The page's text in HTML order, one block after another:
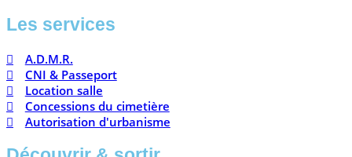
Les services
A.D.M.R.
CNI & Passeport
Location salle
Concessions du cimetière
Autorisation d'urbanisme